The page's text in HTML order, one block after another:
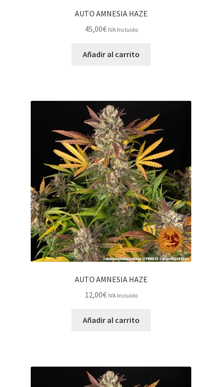
AUTO AMNESIA HAZE
45,00€ IVA Incluido
Añadir al carrito
AUTO AMNESIA HAZE
12,00€ IVA Incluido
Añadir al carrito